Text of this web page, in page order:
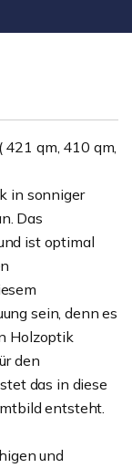
421 qm, 410 qm,
in sonniger
Das
ist optimal
sein, denn es
Holzoptik
den
das in diese
entsteht.
und